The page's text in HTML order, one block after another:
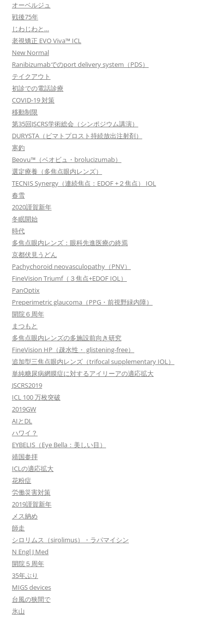
オーベルジュ
戦後75年
じわじわと…
老視矯正 EVO Viva™ ICL
New Normal
Ranibizumabでのport delivery system（PDS）
テイクアウト
初診での電話診療
COVID-19 対策
移動制限
第35回JSCRS学術総会（シンポジウム講演）
DURYSTA（ビマトプロスト持続放出注射剤）
寒釣
Beovu™（ベオビュ・brolucizumab）
選定療養（多焦点眼内レンズ）
TECNIS Synergy（連続焦点：EDOF +２焦点） IOL
春雪
2020謹賀新年
冬眠開始
時代
多焦点眼内レンズ：眼科先進医療の終焉
京都伏見うどん
Pachychoroid neovasculopathy（PNV）
FineVision Triumf（３焦点+EDOF IOL）
PanOptix
Preperimetric glaucoma（PPG・前視野緑内障）
開院６周年
まつもと
多焦点眼内レンズの多施設前向き研究
FineVision HP（疎水性・ glistening-free）
追加型三焦点眼内レンズ（trifocal supplementary IOL）
単純糖尿病網膜症に対するアイリーアの適応拡大
JSCRS2019
ICL 100 万枚突破
2019GW
AIとDL
ハワイ？
EYBELIS（Eye Bella：美しい目）
靖国参拝
ICLの適応拡大
花粉症
労働災害対策
2019謹賀新年
メス納め
師走
シロリムス（sirolimus）・ラパマイシン
N Engl J Med
開院５周年
35年ぶり
MIGS devices
台風の狭間で
氷山